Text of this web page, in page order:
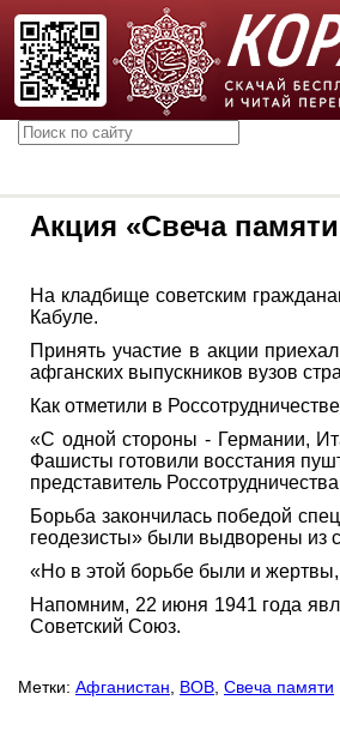
Акция «Свеча
На кладбище советским
Кабуле.
Принять участие в акции
афганских выпускников вузов
Как отметили в
«С одной стороны - Германии,
Фашисты готовили восстания
представитель
Борьба закончилась победой
геодезисты» были выдворены из
«Но в этой борьбе были и
Напомним, 22 июня 1941 года
Советский Союз.
Метки: Афганистан ВОВ Свеча памяти